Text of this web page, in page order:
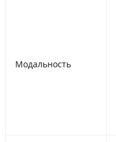
Модальность